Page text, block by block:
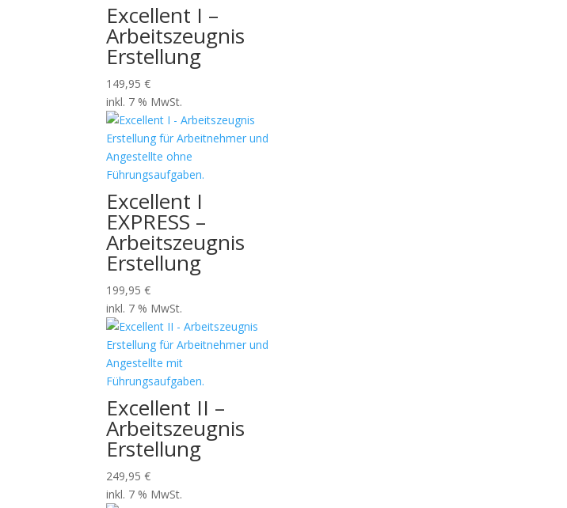
Excellent I –
Arbeitszeugnis
Erstellung
149,95€
inkl. 7 % MwSt.
Excellent I
EXPRESS –
Arbeitszeugnis
Erstellung
199,95€
inkl. 7 % MwSt.
Excellent II –
Arbeitszeugnis
Erstellung
249,95€
inkl. 7 % MwSt.